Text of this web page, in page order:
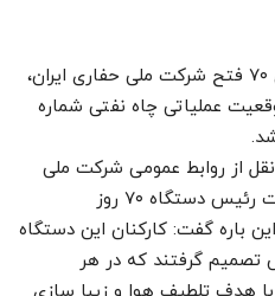
به همت کارکنان دستگاه حفاری ۷۰ فتح شرکت ملی حفاری ایران،
عملیاتی چاه نفتی شماره
از روابط عمومی شرکت ملی
حفاری ایران، عبدالحسین شریفات رئیس دستگاه ۷۰ روز
( ۱۹ دی ماه ۱۴۰۳) در این باره گفت: کارکنان این دستگاه
تصمیم گرفتند که در هر